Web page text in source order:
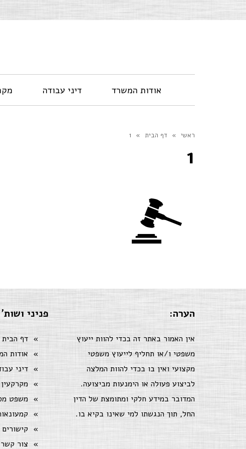
אודות המשרד דיני עבודה
ראשי » דף הבית »
1
1
הערה:
אין האמור באתר זה בכדי להוות ייעוץ
משפטי ו/או תחליף לייעוץ משפטי
מקצועי ואין בו בכדי להוות המלצה
לביצוע פעולה או הימנעות מביצועה.
המדובר במידע חלקי ומתומצת של הדין
החל, תוך הנגשתו למי שאינו בקיא בו.
פניני
דף הבית
אודות
דיני
מקרקעין
משפט
צור קשר